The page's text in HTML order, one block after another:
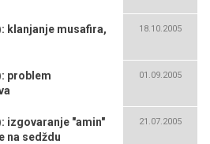
klanjanje musafira,
18.10.2005
problem
01.09.2005
izgovaranje "amin"
na sedždu
21.07.2005